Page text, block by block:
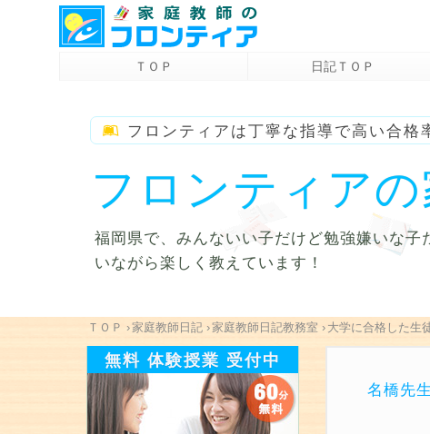
ＴＯＰ 日記ＴＯＰ
フロンティアは丁寧な指導で高い合格
フロンティア
福岡県で、みんないい子だけど勉強嫌いな子
いながら楽しく教えています！
ＴＯＰ ›家庭教師日記 ›家庭教師日記教務室 › 大学に合格した生
名橋先
無料 体験授業 受付中